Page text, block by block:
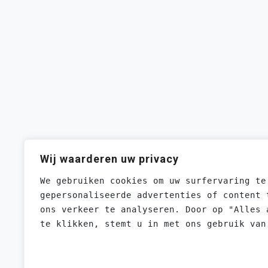
Wij waarderen uw privacy
We gebruiken cookies om uw surfervaring
gepersonaliseerde advertenties of content
ons verkeer te analyseren. Door op "Alles
te klikken, stemt u in met ons gebruik van